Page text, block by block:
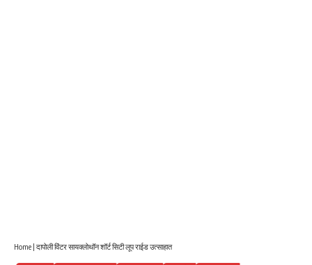
Home | दापोली विंटर सायक्लोथॉन शॉर्ट सिटी लूप राईड उत्साहात